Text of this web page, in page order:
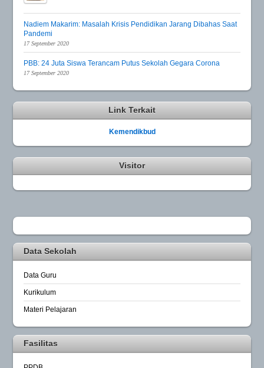
Nadiem Makarim: Masalah Krisis Pendidikan Jarang Dibahas Saat
Pandemi
17 September 2020
PBB: 24 Juta Siswa Terancam Putus Sekolah Gegara Corona
17 September 2020
Link Terkait
Kemendikbud
Visitor
Data Sekolah
Data Guru
Kurikulum
Materi Pelajaran
Fasilitas